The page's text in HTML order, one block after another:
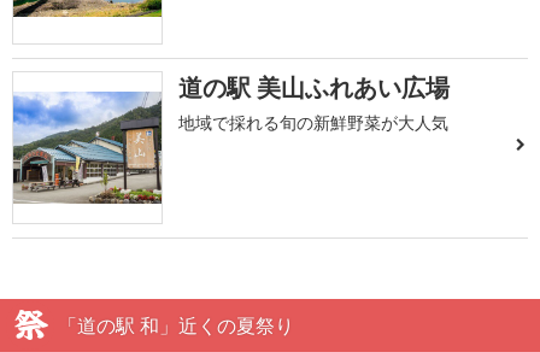
道の駅 美山ふれあい広場
地域で採れる旬の新鮮野菜が大人気
「道の駅 和」近くの夏祭り